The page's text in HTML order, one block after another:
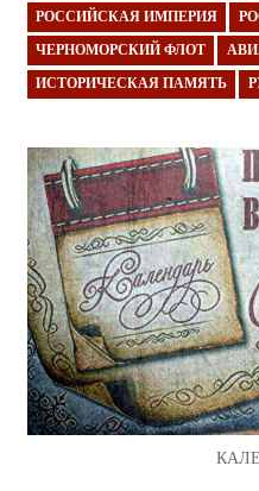
РОССИЙСКАЯ ИМПЕРИЯ
ЧЕРНОМОРСКИЙ ФЛОТ
ИСТОРИЧЕСКАЯ ПАМЯТЬ